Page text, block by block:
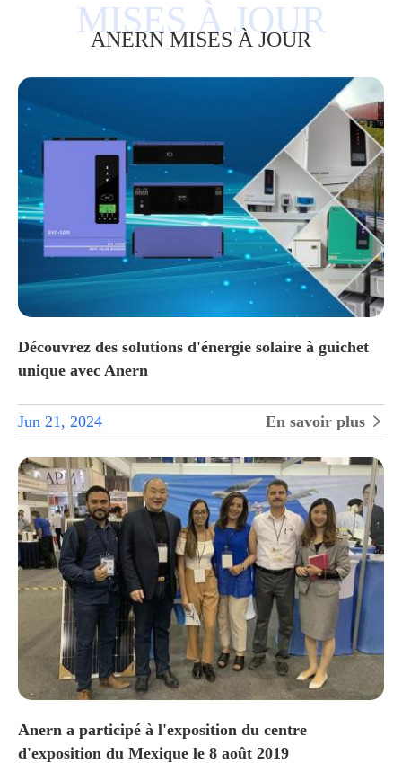
ANERN MISES À JOUR
Découvrez des solutions d'énergie solaire à guichet
unique avec Anern
Jun 21, 2024 En savoir plus 
Anern a participé à l'exposition du centre
d'exposition du Mexique le 8 août 2019